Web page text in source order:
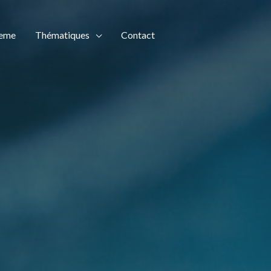
Thématiques Contact